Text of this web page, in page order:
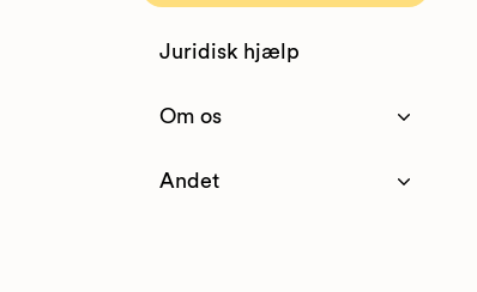
Juridisk hjælp
Om os
Andet